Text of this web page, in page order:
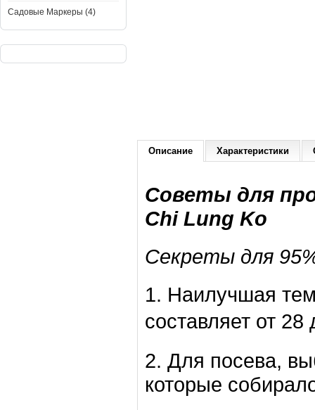
Садовые Маркеры (4)
Описание Характеристики
Советы для
Chi Lung Ko
Секреты для
1. Наилучшая
составляет от
2. Для посева,
которые